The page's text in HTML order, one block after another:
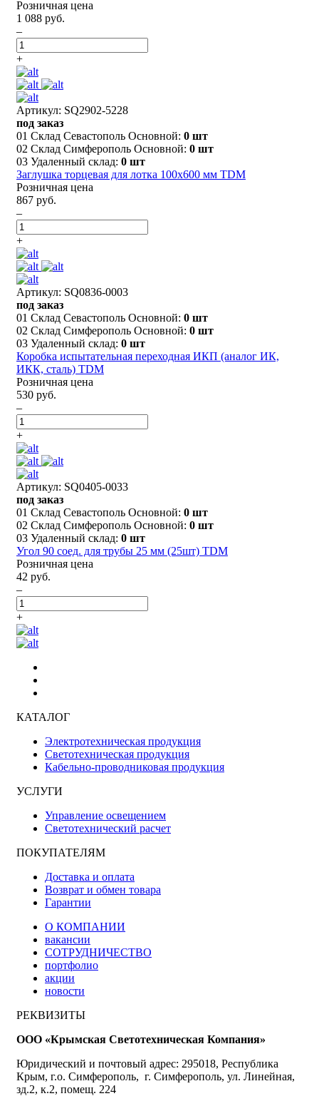
Розничная цена
1 088 руб.
–
+
Артикул: SQ2902-5228
под заказ
01 Склад Севастополь Основной: 0 шт
02 Склад Симферополь Основной: 0 шт
03 Удаленный склад: 0 шт
Заглушка торцевая для лотка 100х600 мм TDM
Розничная цена
867 руб.
–
+
Артикул: SQ0836-0003
под заказ
01 Склад Севастополь Основной: 0 шт
02 Склад Симферополь Основной: 0 шт
03 Удаленный склад: 0 шт
Коробка испытательная переходная ИКП (аналог ИК,
ИКК, сталь) TDM
Розничная цена
530 руб.
–
+
Артикул: SQ0405-0033
под заказ
01 Склад Севастополь Основной: 0 шт
02 Склад Симферополь Основной: 0 шт
03 Удаленный склад: 0 шт
Угол 90 соед. для трубы 25 мм (25шт) TDM
Розничная цена
42 руб.
–
+
КАТАЛОГ
Электротехническая продукция
Светотехническая продукция
Кабельно-проводниковая продукция
УСЛУГИ
Управление освещением
Светотехнический расчет
ПОКУПАТЕЛЯМ
Доставка и оплата
Возврат и обмен товара
Гарантии
О КОМПАНИИ
вакансии
СОТРУДНИЧЕСТВО
портфолио
акции
новости
РЕКВИЗИТЫ
ООО «Крымская Светотехническая Компания»
Юридический и почтовый адрес: 295018, Республика
Крым, г.о. Симферополь, г. Симферополь, ул. Линейная,
зд.2, к.2, помещ. 224